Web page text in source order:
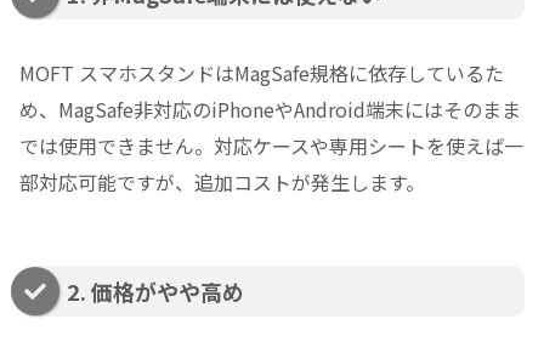
MOFT スマホスタンドはMagSafe規格に依存しているた
め、MagSafe非対応のiPhoneやAndroid端末にはそのまま
では使用できません。対応ケースや専用シートを使えば一
部対応可能ですが、追加コストが発生します。
2. 価格がやや高め